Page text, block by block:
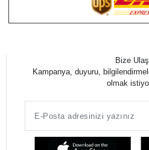
Bize
Kampanya, duyuru,
olmak